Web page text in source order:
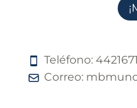
Teléfono: 4421671
Correo: